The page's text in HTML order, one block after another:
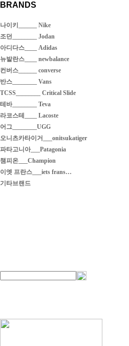
BRANDS
나이키______ Nike
조던________ Jodan
아디다스____ Adidas
뉴발란스____ newbalance
컨버스______ converse
반스________ Vans
TCSS________ Critical Slide
테바________ Teva
라코스테____ Lacoste
어그________UGG
오니츠카타이거___onitsukatiger
파타고니아___Patagonia
챔피온___Champion
이엣 프란스___iets frans…
기타브랜드